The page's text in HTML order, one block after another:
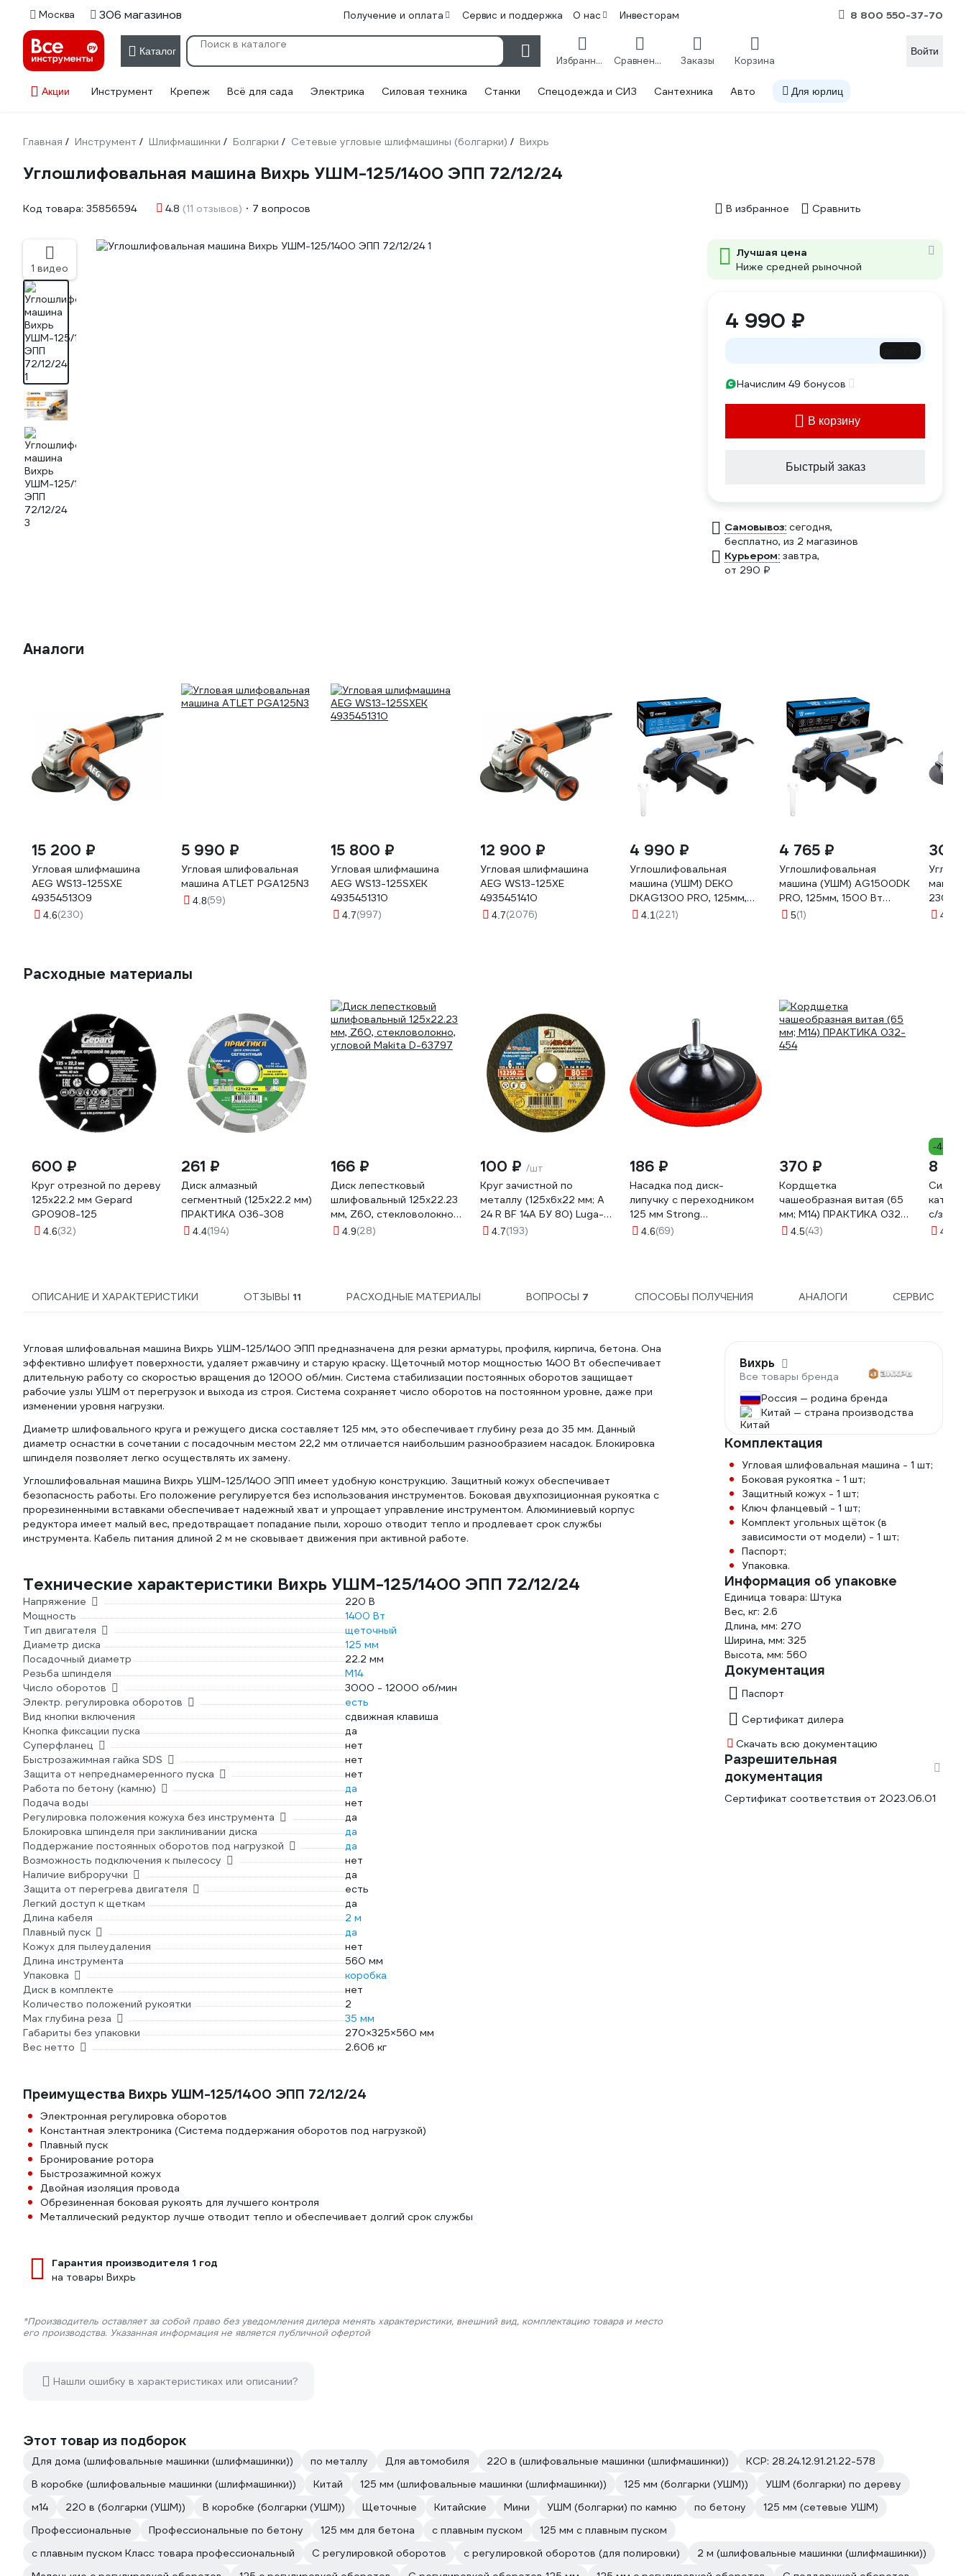
Москва 306 магазинов Получение и оплата Сервис и поддержка О нас Инвесторам 8 800 550-37-70
Каталог
Избранное Сравнение Заказы Корзина
Войти
Акции Инструмент Крепеж Всё для сада Электрика Силовая техника Станки Спецодежда и СИЗ Сантехника Авто Для юрлиц
Главная / Инструмент / Шлифмашинки / Болгарки / Сетевые угловые шлифмашины (болгарки) / Вихрь
Углошлифовальная машина Вихрь УШМ-125/1400 ЭПП 72/12/24
Код товара: 35856594 4.8 (11 отзывов) 7 вопросов В избранное Сравнить
1 видео
Лучшая цена
Ниже средней рыночной
4 990 ₽
Начислим 49 бонусов
В корзину
Быстрый заказ
Самовывоз: сегодня,
бесплатно, из 2 магазинов
Курьером: завтра,
от 290 ₽
Аналоги
15 200 ₽
Угловая шлифмашина
AEG WS13-125SXE
4935451309
4.6(230)
5 990 ₽
Угловая шлифовальная
машина ATLET PGA125N3
4.8(59)
15 800 ₽
Угловая шлифмашина
AEG WS13-125SXEK
4935451310
4.7(997)
12 900 ₽
Угловая шлифмашина
AEG WS13-125XE
4935451410
4.7(2076)
4 990 ₽
Углошлифовальная
машина (УШМ) DEKO
DKAG1300 PRO, 125мм,
1300 Вт 085-1055
4.1 (221)
4 765 ₽
Углошлифовальная
машина (УШМ) AG1500DK
PRO, 125мм, 1500 Вт
DEKO 083-1026
5(1)
30
машина
230/
4.2
Расходные материалы
600 ₽
Круг отрезной по дереву
125x22.2 мм Gepard
GP0908-125
4.6(32)
261 ₽
Диск алмазный
сегментный (125х22.2 мм)
ПРАКТИКА 036-308
4.4(194)
166 ₽
Диск лепестковый
шлифовальный 125x22.23
мм, Z60, стекловолокно,
угловой Makita D-63797
4.9(28)
100 ₽ /шт
Круг зачистной по
металлу (125х6х22 мм; A
24 R BF 14А БУ 80) Luga-
Abrasiv 4603347013496
4.7(193)
186 ₽
Насадка под диск-
липучку с переходником
125 мм Strong
СTУ-20201125
4.6(69)
370 ₽
Кордщетка
чашеобразная витая (65
мм; М14) ПРАКТИКА 032-
4544.5(43)
-44%
8
с/з
4.3
ОПИСАНИЕ И ХАРАКТЕРИСТИКИ ОТЗЫВЫ 11 РАСХОДНЫЕ МАТЕРИАЛЫ ВОПРОСЫ 7 СПОСОБЫ ПОЛУЧЕНИЯ АНАЛОГИ СЕРВИС
Угловая шлифовальная машина Вихрь УШМ-125/1400 ЭПП предназначена для резки арматуры, профиля, кирпича, бетона. Она
эффективно шлифует поверхности, удаляет ржавчину и старую краску. Щеточный мотор мощностью 1400 Вт обеспечивает
длительную работу со скоростью вращения до 12000 об/мин. Система стабилизации постоянных оборотов защищает
рабочие узлы УШМ от перегрузок и выхода из строя. Система сохраняет число оборотов на постоянном уровне, даже при
изменении уровня нагрузки.
Диаметр шлифовального круга и режущего диска составляет 125 мм, это обеспечивает глубину реза до 35 мм. Данный
диаметр оснастки в сочетании с посадочным местом 22,2 мм отличается наибольшим разнообразием насадок. Блокировка
шпинделя позволяет легко осуществлять их замену.
Углошлифовальная машина Вихрь УШМ-125/1400 ЭПП имеет удобную конструкцию. Защитный кожух обеспечивает
безопасность работы. Его положение регулируется без использования инструментов. Боковая двухпозиционная рукоятка с
прорезиненными вставками обеспечивает надежный хват и упрощает управление инструментом. Алюминиевый корпус
редуктора имеет малый вес, предотвращает попадание пыли, хорошо отводит тепло и продлевает срок службы
инструмента. Кабель питания длиной 2 м не сковывает движения при активной работе.
Технические характеристики Вихрь УШМ-125/1400 ЭПП 72/12/24
Напряжение
220 В
Мощность
1400 Вт
Тип двигателя
щеточный
Диаметр диска
125 мм
Посадочный диаметр
22.2 мм
Резьба шпинделя
М14
Число оборотов
3000 - 12000 об/мин
Электр. регулировка оборотов
есть
Вид кнопки включения
сдвижная клавиша
Кнопка фиксации пуска
да
Суперфланец
нет
Быстрозажимная гайка SDS
нет
Защита от непреднамеренного пуска
нет
Работа по бетону (камню)
да
Подача воды
нет
Регулировка положения кожуха без инструмента
да
Блокировка шпинделя при заклинивании диска
да
Поддержание постоянных оборотов под нагрузкой
да
Возможность подключения к пылесосу
нет
Наличие виброручки
да
Защита от перегрева двигателя
есть
Легкий доступ к щеткам
да
Длина кабеля
2 м
Плавный пуск
да
Кожух для пылеудаления
нет
Длина инструмента
560 мм
Упаковка
коробка
Диск в комплекте
нет
Количество положений рукоятки
2
Max глубина реза
35 мм
Габариты без упаковки
270×325×560 мм
Вес нетто
2.606 кг
Преимущества Вихрь УШМ-125/1400 ЭПП 72/12/24
Электронная регулировка оборотов
Константная электроника (Система поддержания оборотов под нагрузкой)
Плавный пуск
Бронирование ротора
Быстрозажимной кожух
Двойная изоляция провода
Обрезиненная боковая рукоять для лучшего контроля
Металлический редуктор лучше отводит тепло и обеспечивает долгий срок службы
Гарантия производителя 1 год
на товары Вихрь
*Производитель оставляет за собой право без уведомления дилера менять характеристики, внешний вид, комплектацию товара и место
его производства. Указанная информация не является публичной офертой
Нашли ошибку в характеристиках или описании?
Вихрь
Все товары бренда
Россия — родина бренда
Китай — страна производства
Комплектация
Угловая шлифовальная машина - 1 шт;
Боковая рукоятка - 1 шт;
Защитный кожух - 1 шт;
Ключ фланцевый - 1 шт;
Комплект угольных щёток (в
зависимости от модели) - 1 шт;
Паспорт;
Упаковка.
Информация об упаковке
Единица товара: Штука
Вес, кг: 2.6
Длина, мм: 270
Ширина, мм: 325
Высота, мм: 560
Документация
Паспорт
Сертификат дилера
Скачать всю документацию
Разрешительная
документация
Сертификат соответствия от 2023.06.01
Этот товар из подборок
Для дома (шлифовальные машинки (шлифмашинки)) по металлу Для автомобиля 220 в (шлифовальные машинки (шлифмашинки))
КСР: 28.24.12.91.21.22-578
В коробке (шлифовальные машинки (шлифмашинки))
Китай 125 мм (шлифовальные машинки (шлифмашинки)) 125 мм (болгарки (УШМ))
УШМ (болгарки) по дереву
м14
220 в (болгарки (УШМ)) В коробке (болгарки (УШМ)) Щеточные Китайские Мини УШМ (болгарки) по камню по бетону
125 мм (сетевые УШМ)
Профессиональные
Профессиональные по бетону 125 мм для бетона с плавным пуском
125 мм с плавным пуском
с плавным пуском Класс товара профессиональный
С регулировкой оборотов с регулировкой оборотов (для полировки)
2 м (шлифовальные машинки (шлифмашинки))